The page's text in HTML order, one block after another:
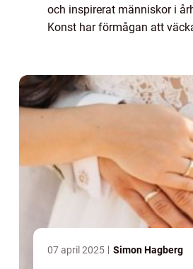
och inspirerat människor i
Konst har förmågan att
07 april 2025 Simon Hagberg